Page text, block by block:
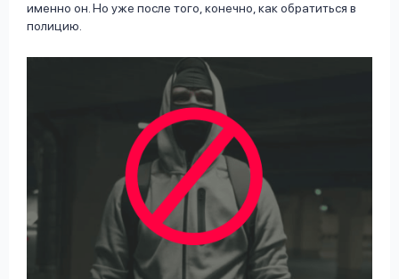
именно он. Но уже после того, конечно, как обратиться в
полицию.